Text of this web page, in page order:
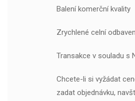
Balení komerční kvality
Zrychlené celní
Transakce v souladu s
Chcete-li si vyžádat
zadat objednávku,